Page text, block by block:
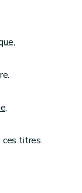
ces titres.